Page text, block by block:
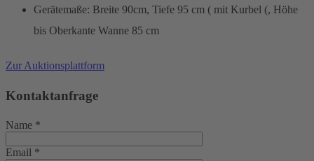
Gerätemaße: Breite 90cm, Tiefe 95 cm ( mit Kurbel (, Höhe
bis Oberkante Wanne 85 cm
Zur Auktionsplattform
Kontaktanfrage
Name *
Email *